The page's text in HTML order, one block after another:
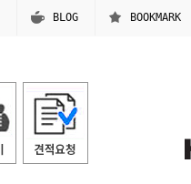
BLOG BOOKMARK